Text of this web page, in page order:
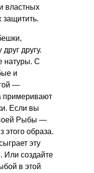
властных
защитить.
другу.
натуры. С
и
—
примеривают
Если вы
Рыбы —
этого образа.
эту
Или создайте
в этой